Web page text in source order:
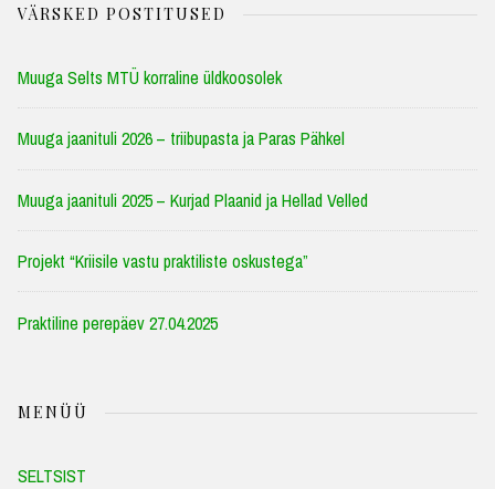
VÄRSKED POSTITUSED
Muuga Selts MTÜ korraline üldkoosolek
Muuga jaanituli 2026 – triibupasta ja Paras Pähkel
Muuga jaanituli 2025 – Kurjad Plaanid ja Hellad Velled
Projekt “Kriisile vastu praktiliste oskustega”
Praktiline perepäev 27.04.2025
MENÜÜ
SELTSIST